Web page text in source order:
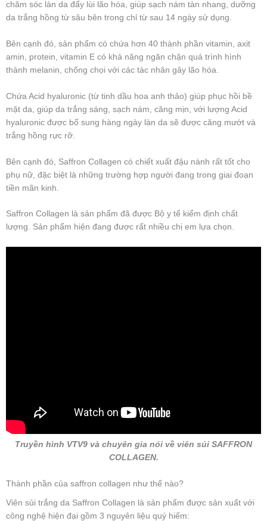
chăm sóc làn da đẩy lùi lão hóa, giúp sạch nám tàn nhang, dưỡng
da trắng hồng từ sâu bên trong chỉ từ sau 14 ngày sử dụng.
Bên cạnh đó, sản phẩm có chứa hơn 40 thành phần vitamin, axit
amin, protein, vitamin E có khả năng ngăn chặn quá trình hình
thành melanin, chống chọi với các tác nhân gây lão hóa.
Chứa Acid hyaluronic (từ tinh dầu hoa anh thảo) giúp phục hồi bề
mặt da, giúp da trắng sáng, sạch nám, căng mịn, với lượng Acid
hyaluronic được bổ sung hàng ngày làn da sẽ được căng mướt và
trắng hồng rực rỡ.
Bên cạnh đó, Saffron Collagen có chiết xuất đậu nành rất tốt cho
phụ nữ, đặc biệt là những trường hợp người đang trong giai đoạn
tiền mãn kinh.
Saffron Collagen là sản phẩm đã được Bộ y tế kiểm định chất
lượng. Sản phẩm hiện đang được rất nhiều chị em lựa chọn.
Truyền hình VTV9 và chuyên gia nói về viên sủi SAFFRON
COLLAGEN.
Thành phần của saffron collagen như thế nào?
Viên sủi trắng da Saffron Collagen là sản phẩm được sản xuất với
công nghệ hiện đại gồm 3 nguyên liệu quý hiếm: